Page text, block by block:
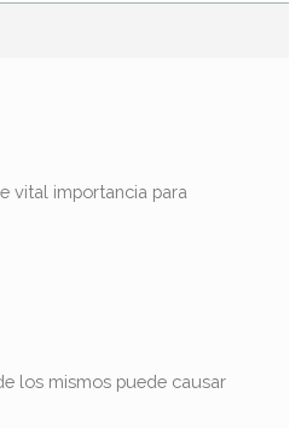
vital importancia para
los mismos puede causar